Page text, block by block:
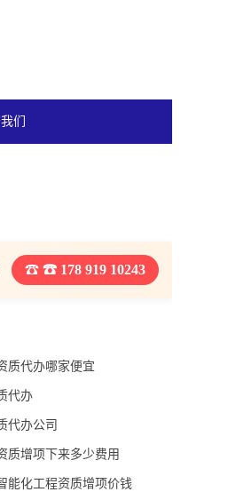
们
☎ 178 919 10243
质代办哪家便宜
代办
代办公司
质增项下来多少费用
能化工程资质增项价钱